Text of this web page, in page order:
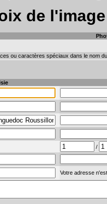
de
ou caractères spéciaux dans le nom
/
Votre adresse